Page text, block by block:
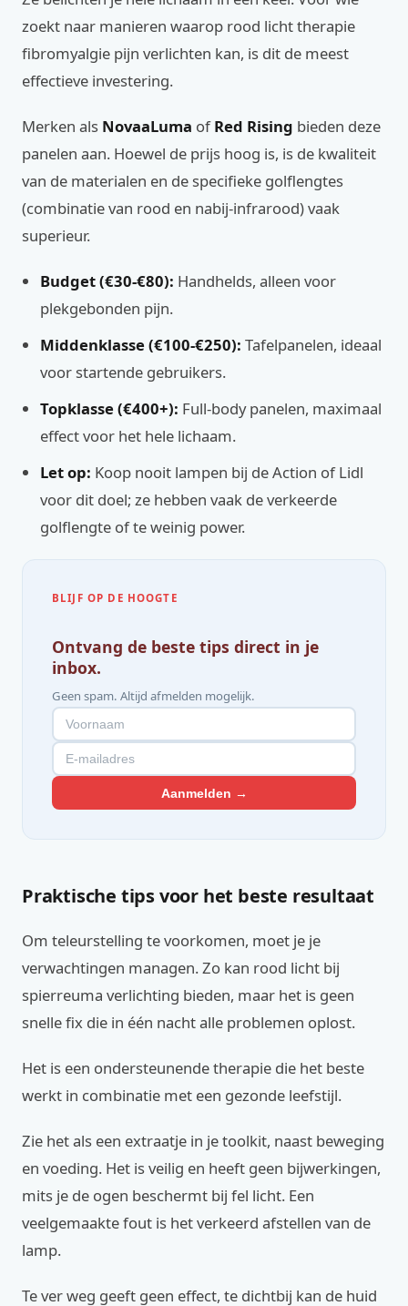
zoekt naar manieren waarop rood licht therapie
fibromyalgie pijn verlichten kan, is dit de meest
effectieve investering.
Merken als NovaaLuma ofRed Rising bieden deze
panelen aan. Hoewel de prijs hoog is, is de kwaliteit
van de materialen en de specifieke golflengtes
(combinatie van rood en nabij-infrarood) vaak
superieur.
Budget (€30-€80): Handhelds, alleen voor
plekgebonden pijn.
Middenklasse (€100-€250): Tafelpanelen, ideaal
voor startende gebruikers.
Topklasse (€400+): Full-body panelen, maximaal
effect voor het hele lichaam.
Let op: Koop nooit lampen bij de Action of Lidl
voor dit doel; ze hebben vaak de verkeerde
golflengte of te weinig power.
BLIJF OP DE HOOGTE
Ontvang de beste tips direct in je
inbox.
Geen spam. Altijd afmelden mogelijk.
Aanmelden →
Praktische tips voor het beste resultaat
Om teleurstelling te voorkomen, moet je je
verwachtingen managen. Zo kan rood licht bij
spierreuma verlichting bieden, maar het is geen
snelle fix die in één nacht alle problemen oplost.
Het is een ondersteunende therapie die het beste
werkt in combinatie met een gezonde leefstijl.
Zie het als een extraatje in je toolkit, naast beweging
en voeding. Het is veilig en heeft geen bijwerkingen,
mits je de ogen beschermt bij fel licht. Een
veelgemaakte fout is het verkeerd afstellen van de
lamp.
Te ver weg geeft geen effect, te dichtbij kan de huid